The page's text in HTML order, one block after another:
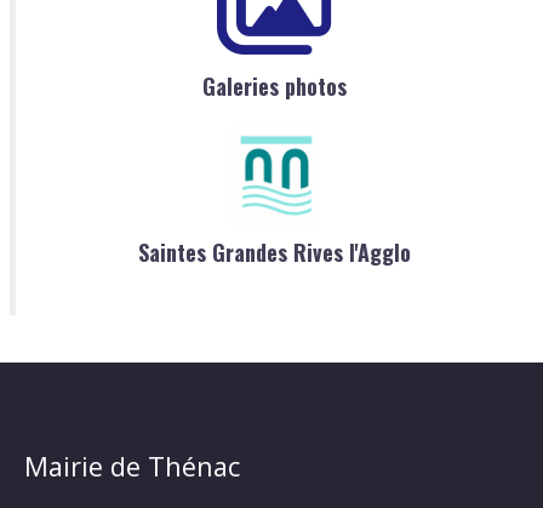
Galeries photos
Saintes Grandes Rives l'Agglo
Mairie de Thénac